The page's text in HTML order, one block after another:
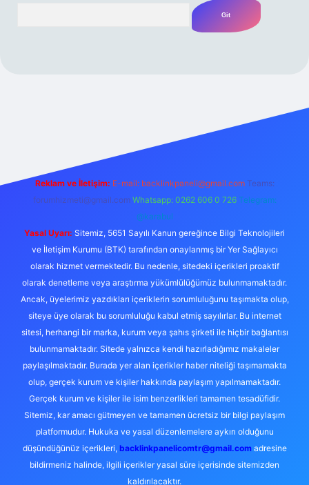
Reklam ve İletişim: E-mail: backlinkpaneli@gmail.com Teams:
forumhizmeti@gmail.com Whatsapp: 0262 606 0 726 Telegram:
@karabul
Yasal Uyarı: Sitemiz, 5651 Sayılı Kanun gereğince Bilgi Teknolojileri
ve İletişim Kurumu (BTK) tarafından onaylanmış bir Yer Sağlayıcı
olarak hizmet vermektedir. Bu nedenle, sitedeki içerikleri proaktif
olarak denetleme veya araştırma yükümlülüğümüz bulunmamaktadır.
Ancak, üyelerimiz yazdıkları içeriklerin sorumluluğunu taşımakta olup,
siteye üye olarak bu sorumluluğu kabul etmiş sayılırlar. Bu internet
sitesi, herhangi bir marka, kurum veya şahıs şirketi ile hiçbir bağlantısı
bulunmamaktadır. Sitede yalnızca kendi hazırladığımız makaleler
paylaşılmaktadır. Burada yer alan içerikler haber niteliği taşımamakta
olup, gerçek kurum ve kişiler hakkında paylaşım yapılmamaktadır.
Gerçek kurum ve kişiler ile isim benzerlikleri tamamen tesadüfidir.
Sitemiz, kar amacı gütmeyen ve tamamen ücretsiz bir bilgi paylaşım
platformudur. Hukuka ve yasal düzenlemelere aykırı olduğunu
düşündüğünüz içerikleri, backlinkpanelicomtr@gmail.comadresine
bildirmeniz halinde, ilgili içerikler yasal süre içerisinde sitemizden
kaldırılacaktır.